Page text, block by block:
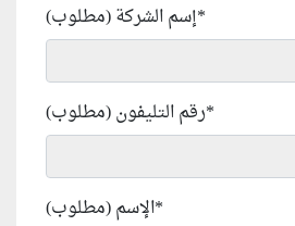
إسم الشركة (مطلوب)*
رقم التليفون (مطلوب)*
الإسم (مطلوب)*